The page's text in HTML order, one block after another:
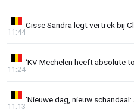
Cisse Sandra legt vertrek bij
11:44
‘KV Mechelen heeft absolute
11:24
‘Nieuwe dag, nieuw
11:13